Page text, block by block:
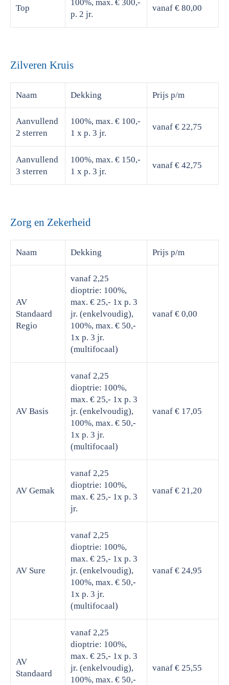
Top
100%, max. € 300,-
p. 2 jr.
vanaf € 80,00
Zilveren Kruis
Naam Dekking Prijs p/m
Aanvullend
2 sterren
100%, max. € 100,-
1 x p. 3 jr.
vanaf € 22,75
Aanvullend
3 sterren
100%, max. € 150,-
1 x p. 3 jr.
vanaf € 42,75
Zorg en Zekerheid
Naam Dekking Prijs p/m
AV
Standaard
Regio
vanaf 2,25
dioptrie: 100%,
max. € 25,- 1x p. 3
jr. (enkelvoudig),
100%, max. € 50,-
1x p. 3 jr.
(multifocaal)
vanaf € 0,00
AV Basis
vanaf 2,25
dioptrie: 100%,
max. € 25,- 1x p. 3
jr. (enkelvoudig),
100%, max. € 50,-
1x p. 3 jr.
(multifocaal)
vanaf € 17,05
AV Gemak
vanaf 2,25
dioptrie: 100%,
max. € 25,- 1x p. 3
jr.
vanaf € 21,20
AV Sure
vanaf 2,25
dioptrie: 100%,
max. € 25,- 1x p. 3
jr. (enkelvoudig),
100%, max. € 50,-
1x p. 3 jr.
(multifocaal)
vanaf € 24,95
AV
Standaard
vanaf 2,25
dioptrie: 100%,
max. € 25,- 1x p. 3
jr. (enkelvoudig),
100%, max. € 50,-
vanaf € 25,55